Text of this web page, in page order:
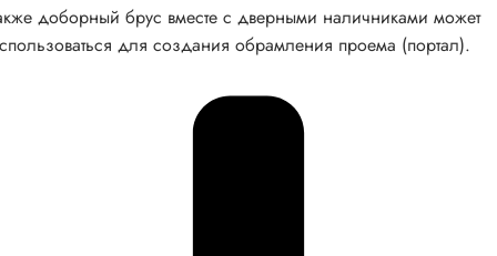
доборный брус вместе с дверными наличниками может
для создания обрамления проема (портал).